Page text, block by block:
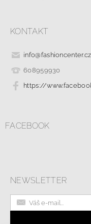
KONTAKT
info@fashioncenter.cz
608959930
https://
FACEBOOK
NEWSLETTER